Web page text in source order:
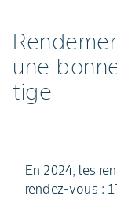
une
tige
En 2024, les
rendez-vous :